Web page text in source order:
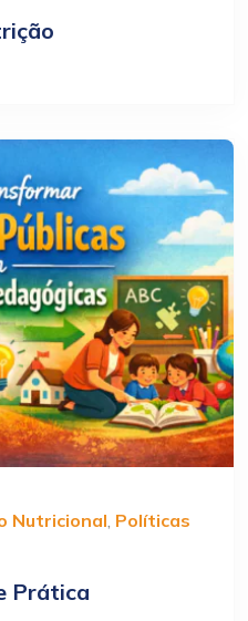
Nutricional Políticas
Prática